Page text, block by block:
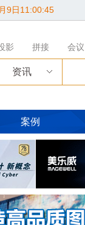
9日11:00:46
影 拼接 会议
资讯
案例